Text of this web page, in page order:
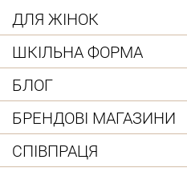
ДЛЯ ЖІНОК
ШКІЛЬНА ФОРМА
БЛОГ
БРЕНДОВІ МАГАЗИНИ
СПІВПРАЦЯ